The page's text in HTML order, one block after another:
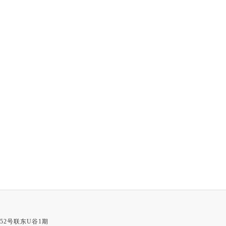
号联东U谷1期